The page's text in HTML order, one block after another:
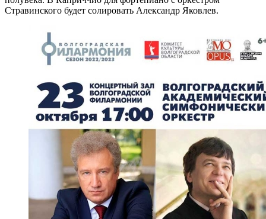
Стравинского будет солировать Александр Яковлев.